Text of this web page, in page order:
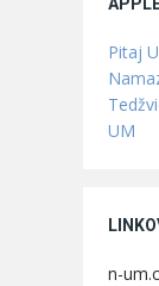
Pitaj
UM
n-